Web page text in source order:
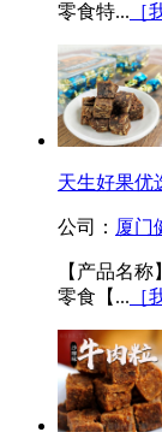
零食特... ［
天生好果优
公司： 厦门
【产品名
零食【... ［